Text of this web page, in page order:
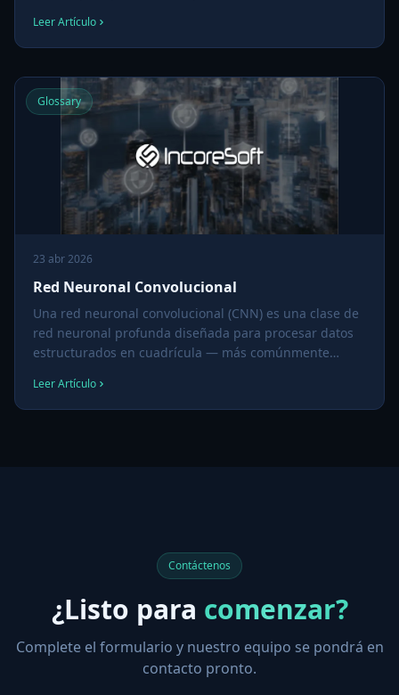
facial, detección de objetos u otro sobre un cuadro de
cámara en vivo.
Leer Artículo
Glossary
23 abr 2026
Red Neuronal Convolucional
Una red neuronal convolucional (CNN) es una clase de
red neuronal profunda diseñada para procesar datos
estructurados en cuadrícula — más comúnmente
dominante detrás del reconocimiento facial, la lectura
de matrículas, la detección de objetos y prácticamente
Leer Artículo
Contáctenos
¿Listo para comenzar?
Complete el formulario y nuestro equipo se pondrá en
contacto pronto.